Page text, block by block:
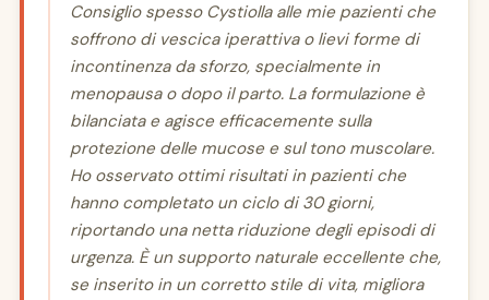
Consiglio spesso Cystiolla alle mie pazienti che
soffrono di vescica iperattiva o lievi forme di
incontinenza da sforzo, specialmente in
menopausa o dopo il parto. La formulazione è
bilanciata e agisce efficacemente sulla
protezione delle mucose e sul tono muscolare.
Ho osservato ottimi risultati in pazienti che
hanno completato un ciclo di 30 giorni,
riportando una netta riduzione degli episodi di
urgenza. È un supporto naturale eccellente che,
se inserito in un corretto stile di vita, migliora